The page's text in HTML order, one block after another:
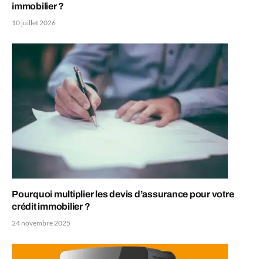
immobilier ?
10 juillet 2026
Pourquoi multiplier les devis d’assurance pour votre
crédit immobilier ?
24 novembre 2025